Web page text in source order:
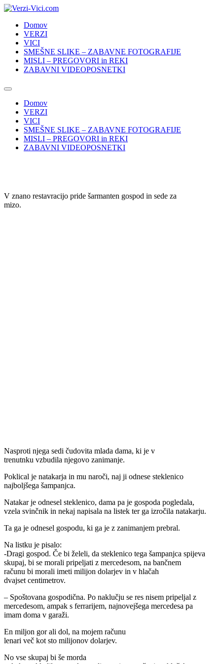
Skip
contentDomov
VERZI
VICI
SMEŠNE SLIKE – ZABAVNE FOTOGRAFIJE
MISLI – PREGOVORI in REKI
ZABAVNI VIDEOPOSNETKI
Domov
VERZI
VICI
SMEŠNE SLIKE – ZABAVNE FOTOGRAFIJE
MISLI – PREGOVORI in REKI
ZABAVNI VIDEOPOSNETKI
V znano restavracijo pride šarmanten gospod in sede za
mizo.
Nasproti njega sedi čudovita mlada dama, ki je v
trenutnku vzbudila njegovo zanimanje.
Poklical je natakarja in mu naroči, naj ji odnese steklenico
najboljšega šampanjca.
Natakar je odnesel steklenico, dama pa je gospoda pogledala,
vzela svinčnik in nekaj napisala na listek ter ga izročila natakarju.
Ta ga je odnesel gospodu, ki ga je z zanimanjem prebral.
Na listku je pisalo:
-Dragi gospod. Če bi želeli, da steklenico tega šampanjca spijeva
skupaj, bi se morali pripeljati z mercedesom, na bančnem
računu bi morali imeti milijon dolarjev in v hlačah
dvajset centimetrov.
– Spoštovana gospodična. Po naklučju se res nisem pripeljal z
mercedesom, ampak s ferrarijem, najnovejšega mercedesa pa
imam doma v garaži.
En miljon gor ali dol, na mojem računu
lenari več kot sto milijonov dolarjev.
No vse skupaj bi še morda